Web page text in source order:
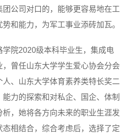
公司对口的，能够更容易地在工
和能力，为军工事业添砖加瓦。
学院2020级本科毕业生，集成电
曾任山东大学学生爱心协会分会
、山东大学体育素养类特长奖二
力的探索和对私企、国企、体制
，她将各方向未来的职业生涯发
相结合，综合考虑后，选择了定